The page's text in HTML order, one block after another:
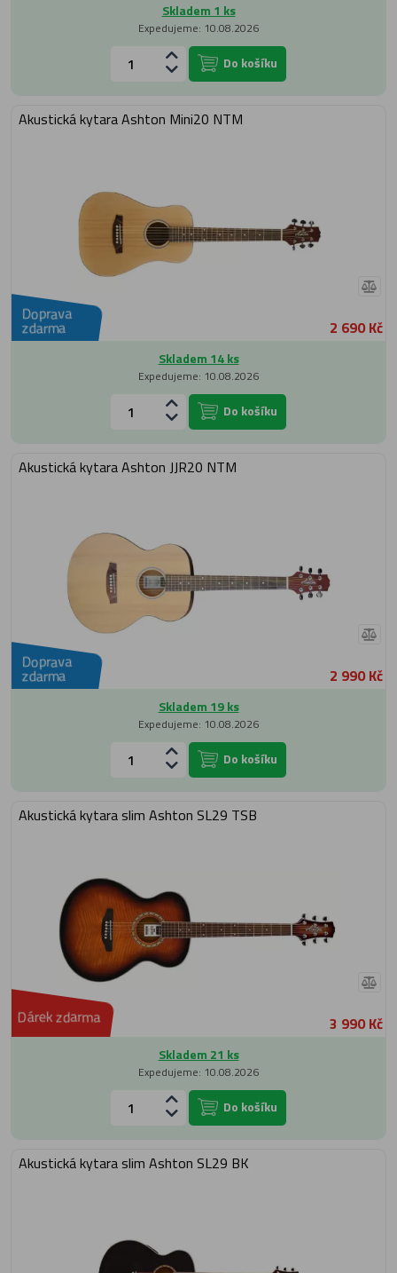
Skladem 1 ks
Expedujeme: 10.08.2026
Do košíku
Akustická kytara Ashton Mini20 NTM
Doprava
zdarma 2 690 Kč
Skladem 14 ks
Expedujeme: 10.08.2026
Do košíku
Akustická kytara Ashton JJR20 NTM
Doprava
zdarma 2 990 Kč
Skladem 19 ks
Expedujeme: 10.08.2026
Do košíku
Akustická kytara slim Ashton SL29 TSB
Dárek zdarma 3 990 Kč
Skladem 21 ks
Expedujeme: 10.08.2026
Do košíku
Akustická kytara slim Ashton SL29 BK